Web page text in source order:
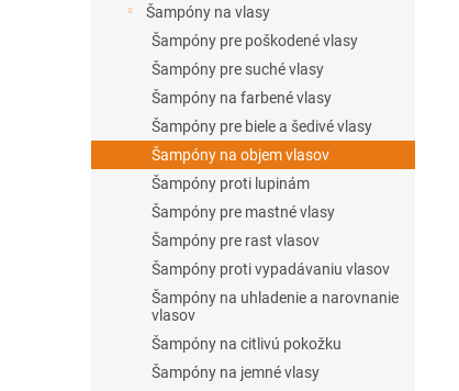
Šampóny na vlasy
Šampóny pre poškodené vlasy
Šampóny pre suché vlasy
Šampóny na farbené vlasy
Šampóny pre biele a šedivé vlasy
Šampóny na objem vlasov
Šampóny proti lupinám
Šampóny pre mastné vlasy
Šampóny pre rast vlasov
Šampóny proti vypadávaniu vlasov
Šampóny na uhladenie a narovnanie
vlasov
Šampóny na citlivú pokožku
Šampóny na jemné vlasy